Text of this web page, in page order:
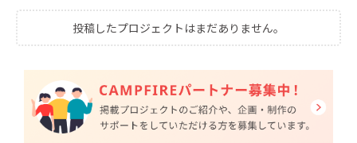
投稿したプロジェクトはまだありません。